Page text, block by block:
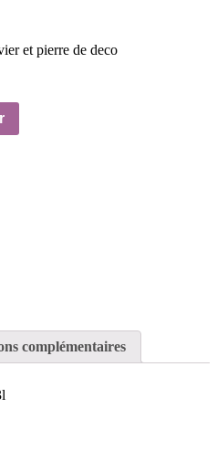
et pierre de deco
complémentaires